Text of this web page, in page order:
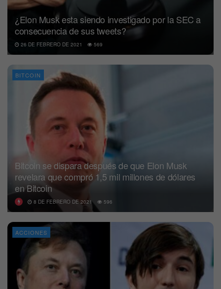
¿Elon Musk esta siendo investigado por la SEC a
consecuencia de sus tweets?
26 DE FEBRERO DE 2021 569
BITCOIN
Bitcoin se dispara después de que Elon Musk
revelara que compró 1,5 mil millones de dólares
en Bitcoin
8 DE FEBRERO DE 2021 596
ACCIONES